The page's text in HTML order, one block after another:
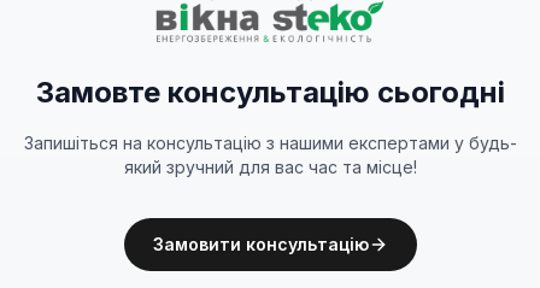
Замовте консультацію сьогодні
Запишіться на консультацію з нашими експертами у будь-
який зручний для вас час та місце!
Замовити консультацію